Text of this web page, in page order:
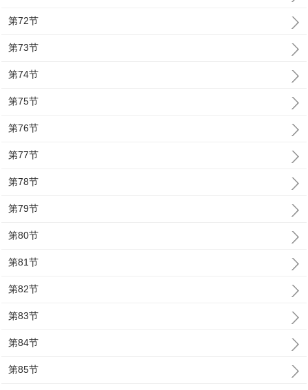
第72节
第73节
第74节
第75节
第76节
第77节
第78节
第79节
第80节
第81节
第82节
第83节
第84节
第85节